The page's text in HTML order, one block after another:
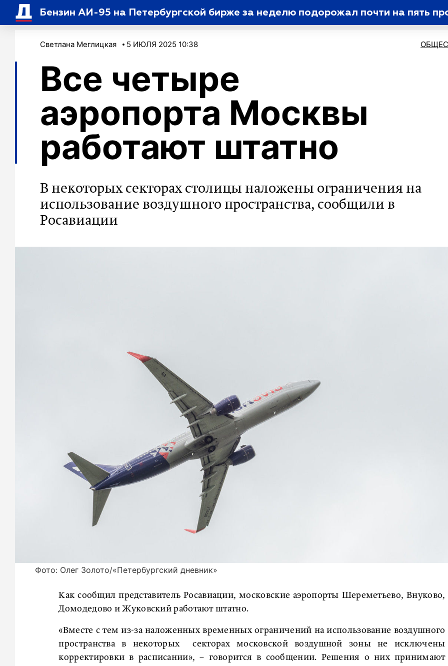
Бензин АИ-95 на Петербургской бирже за неделю подорожал почти на пять
Светлана Меглицкая 5 ИЮЛЯ 2025 10:38
Все четыре
аэропорта Москвы
работают штатно
В некоторых секторах столицы наложены ограничения на
использование воздушного пространства, сообщили в
Росавиации
Фото: Олег Золото/«Петербургский дневник»
Как сообщил представитель Росавиации, московские аэропорты Шереметьево, Внуково,
Домодедово и Жуковский работают штатно.
«Вместе с тем из-за наложенных временных ограничений на использование воздушного
пространства в некоторых секторах московской воздушной зоны не исключены
корректировки в расписании», – говорится в сообщении. Решения о них принимают